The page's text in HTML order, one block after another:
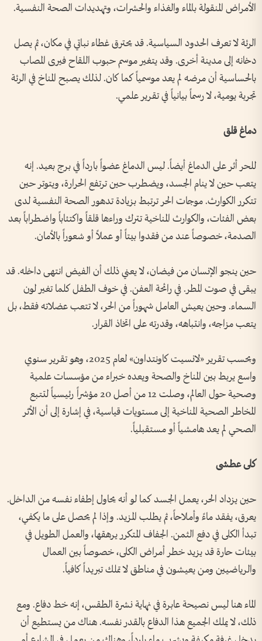
الأمراض المنقولة بالماء والغذاء والحشرات، وتهديدات الصحة النفسية.
الرئة لا تعرف الحدود السياسية. قد يحترق غطاء نباتي في مكان، ثم يصل
دخانه إلى مدينة أخرى. وقد يتغير موسم حبوب اللقاح فيرى المصاب
بالحساسية أن مرضه لم يعد موسمياً كما كان. لذلك يصبح المناخ في الرئة
تجربة يومية، لا رسماً بيانياً في تقرير علمي.
دماغ قلق
للحر أثر على الدماغ أيضاً. ليس الدماغ عضواً بارداً في برج بعيد. إنه
يتعب حين لا ينام الجسد، ويضطرب حين ترتفع الحرارة، ويتوتر حين
تتكرر الكوارث. موجات الحر ترتبط بزيادة تدهور الصحة النفسية لدى
بعض الفئات، والكوارث المناخية تترك وراءها قلقاً واكتئاباً واضطراباً بعد
الصدمة، خصوصاً عند من فقدوا بيتاً أو عملاً أو شعوراً بالأمان.
حين ينجو الإنسان من فيضان، لا يعني ذلك أن الفيض انتهى داخله. قد
يبقى في صوت المطر. في رائحة العفن. في خوف الطفل كلما تغير لون
السماء. وحين يعيش العامل شهوراً من الحر، لا تتعب عضلاته فقط، بل
يتعب مزاجه، وانتباهه، وقدرته على اتخاذ القرار.
وبحسب تقرير «لانسيت كاونتداون» لعام 2025، وهو تقرير سنوي
واسع يربط بين المناخ والصحة ويعده خبراء من مؤسسات علمية
وصحية حول العالم، وصلت 12 من أصل 20 مؤشراً رئيسياً لتتبع
المخاطر الصحية المناخية إلى مستويات قياسية، في إشارة إلى أن الأثر
الصحي لم يعد هامشياً أو مستقبلياً.
كلى عطشى
حين يزداد الحر، يعمل الجسد كما لو أنه يحاول إطفاء نفسه من الداخل.
يعرق، يفقد ماءً وأملاحاً، ثم يطلب المزيد. وإذا لم يحصل على ما يكفي،
تبدأ الكلى في دفع الثمن. الجفاف المتكرر يرهقها، والعمل الطويل في
بيئات حارة قد يزيد خطر أمراض الكلى، خصوصاً بين العمال
والرياضيين ومن يعيشون في مناطق لا تملك تبريداً كافياً.
الماء هنا ليس نصيحة عابرة في نهاية نشرة الطقس، إنه خط دفاع. ومع
ذلك، لا يملك الجميع هذا الدفاع بالقدر نفسه. هناك من يستطيع أن